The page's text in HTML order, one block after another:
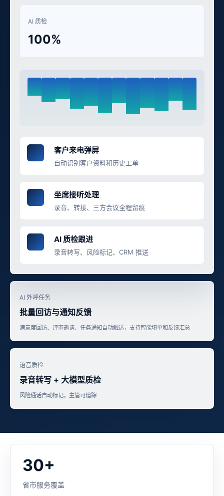
AI 质检
100%
客户来电弹屏
自动识别客户资料和历史工单
坐席接听处理
录音、转接、三方会议全程留痕
AI 质检跟进
录音转写、风险标记、CRM 推送
AI 外呼任务
批量回访与通知反馈
满意度回访、评审邀请、任务通知自动触达，支持智能填单和反馈汇总
语音质检
录音转写 + 大模型质检
风险通话自动标记，主管可追踪
30+
省市服务覆盖